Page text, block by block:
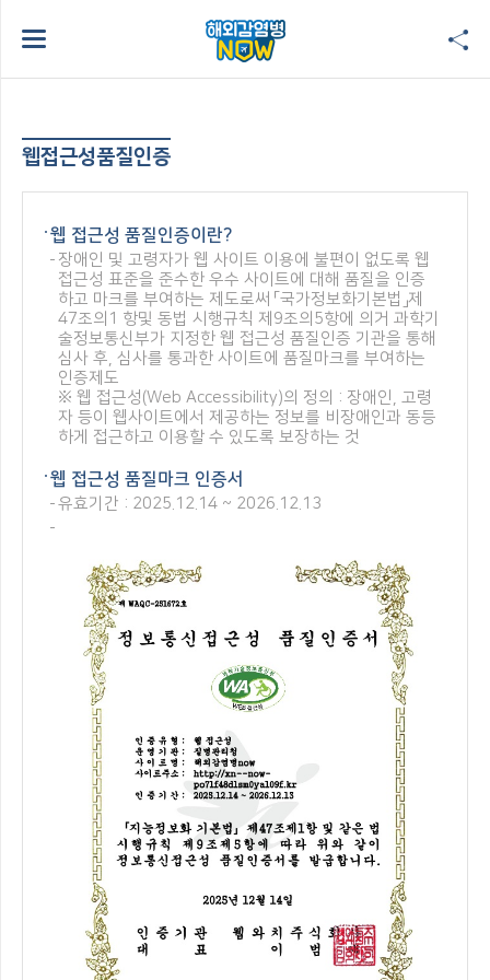
웹접근성품질인증
웹 접근성 품질인증이란?
장애인 및 고령자가 웹 사이트 이용에 불편이 없도록 웹
접근성 표준을 준수한 우수 사이트에 대해 품질을 인증
하고 마크를 부여하는 제도로써 「국가정보화기본법」제
47조의1 항및 동법 시행규칙 제9조의5항에 의거 과학기
술정보통신부가 지정한 웹 접근성 품질인증 기관을 통해
심사 후, 심사를 통과한 사이트에 품질마크를 부여하는
인증제도
※ 웹 접근성(Web Accessibility)의 정의 : 장애인, 고령
자 등이 웹사이트에서 제공하는 정보를 비장애인과 동등
하게 접근하고 이용할 수 있도록 보장하는 것
웹 접근성 품질마크 인증서
유효기간 : 2025.12.14 ~ 2026.12.13